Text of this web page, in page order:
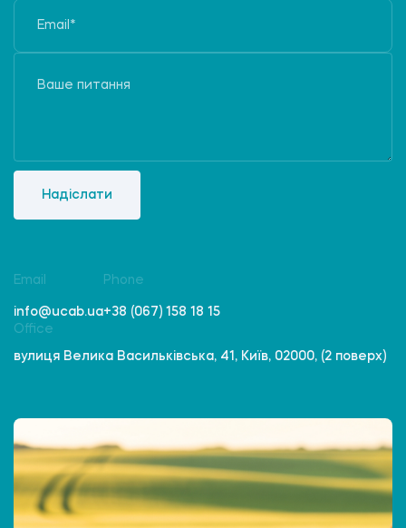
Надіслати
Email
info@ucab.ua
Phone
+38 (067) 158 18 15
Office
вулиця Велика Васильківська, 41, Київ, 02000, (2 поверх)